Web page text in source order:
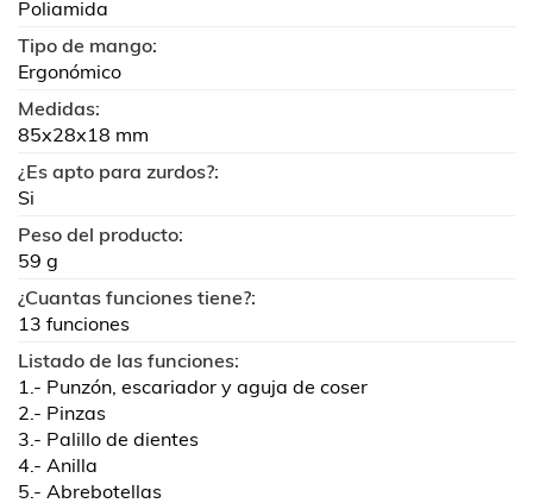
Poliamida
Tipo de mango:
Ergonómico
Medidas:
85x28x18 mm
¿Es apto para zurdos?:
Si
Peso del producto:
59 g
¿Cuantas funciones tiene?:
13 funciones
Listado de las funciones:
1.- Punzón, escariador y aguja de coser
2.- Pinzas
3.- Palillo de dientes
4.- Anilla
5.- Abrebotellas